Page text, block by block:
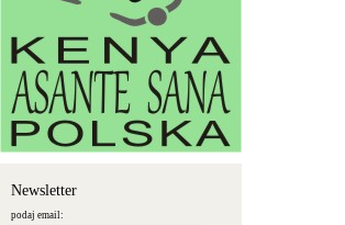
Newsletter
podaj email: